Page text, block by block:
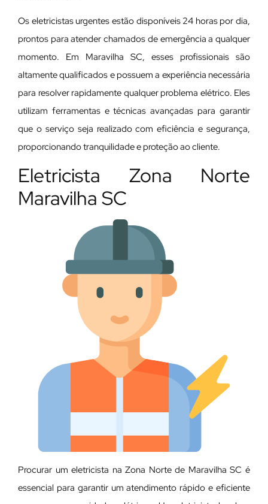
Os eletricistas urgentes estão disponíveis 24 horas por dia,
prontos para atender chamados de emergência a qualquer
momento. Em Maravilha SC, esses profissionais são
altamente qualificados e possuem a experiência necessária
para resolver rapidamente qualquer problema elétrico. Eles
utilizam ferramentas e técnicas avançadas para garantir
que o serviço seja realizado com eficiência e segurança,
proporcionando tranquilidade e proteção ao cliente.
Eletricista Zona Norte
Maravilha SC
Procurar um eletricista na Zona Norte de Maravilha SC é
essencial para garantir um atendimento rápido e eficiente